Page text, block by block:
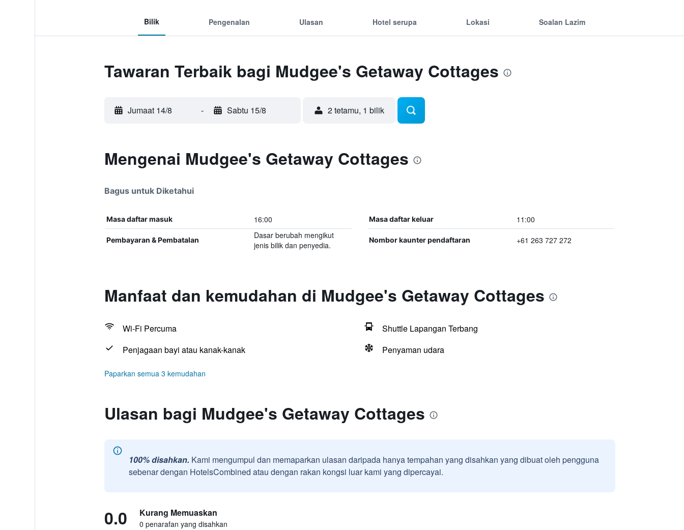
Bilik Pengenalan Ulasan Hotel serupa Lokasi Soalan Lazim
Tawaran Terbaik bagi Mudgee's Getaway Cottages
Jumaat 14/8 - Sabtu 15/8 2 tetamu, 1 bilik
Mengenai Mudgee's Getaway Cottages
Bagus untuk Diketahui
Masa daftar masuk 16:00 Masa daftar keluar 11:00
Pembayaran & Pembatalan
Dasar berubah mengikut
jenis bilik dan penyedia.
Nombor kaunter pendaftaran +61 263 727 272
Manfaat dan kemudahan di Mudgee's Getaway Cottages
Wi-Fi Percuma
Shuttle Lapangan Terbang
Penjagaan bayi atau kanak-kanak
Penyaman udara
Paparkan semua 3 kemudahan
Ulasan bagi Mudgee's Getaway Cottages
100% disahkan. Kami mengumpul dan memaparkan ulasan daripada hanya tempahan yang disahkan yang dibuat oleh pengguna
sebenar dengan HotelsCombined atau dengan rakan kongsi luar kami yang dipercayai.
0.0 Kurang Memuaskan
0 penarafan yang disahkan